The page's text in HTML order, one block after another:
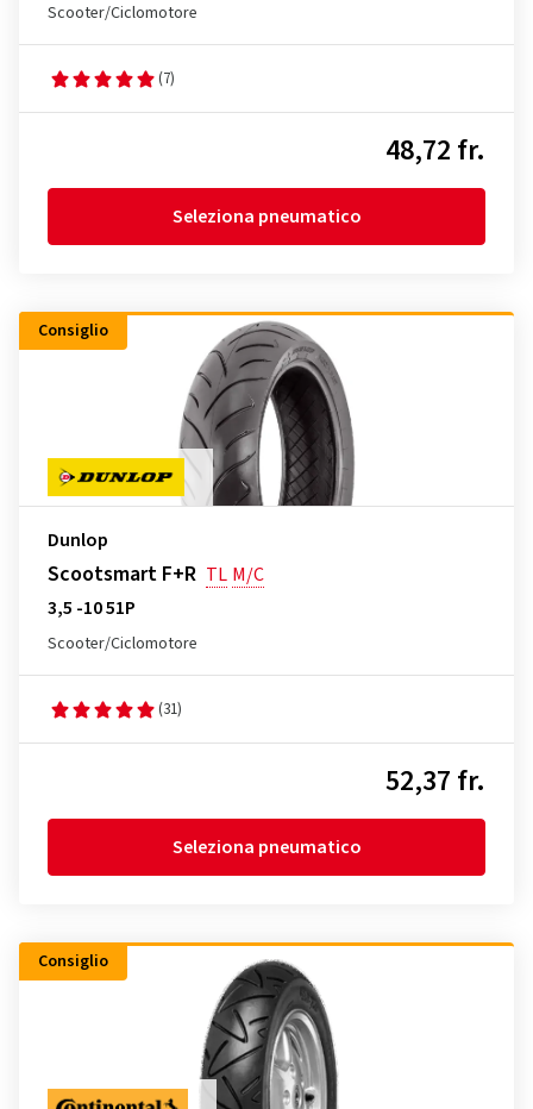
Scooter/Ciclomotore
(7)
48,72 fr.
Seleziona pneumatico
Consiglio
Dunlop
Scootsmart F+R TL M/C
3,5 -10 51P
Scooter/Ciclomotore
(31)
52,37 fr.
Seleziona pneumatico
Consiglio